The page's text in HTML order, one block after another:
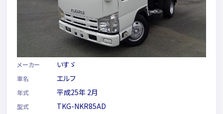
メーカー いすゞ
車名 エルフ
年式 平成25年 2月
型式 TKG-NKR85AD